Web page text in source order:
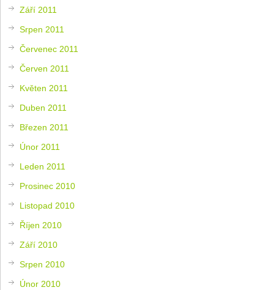
Září 2011
Srpen 2011
Červenec 2011
Červen 2011
Květen 2011
Duben 2011
Březen 2011
Únor 2011
Leden 2011
Prosinec 2010
Listopad 2010
Říjen 2010
Září 2010
Srpen 2010
Únor 2010